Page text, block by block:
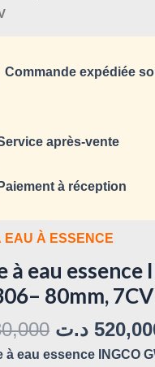
Commande expédiée
après-vente
Paiement à réception
EAU À ESSENCE
à eau essence
80mm, 7CV
د.ت
à eau essence INGCO